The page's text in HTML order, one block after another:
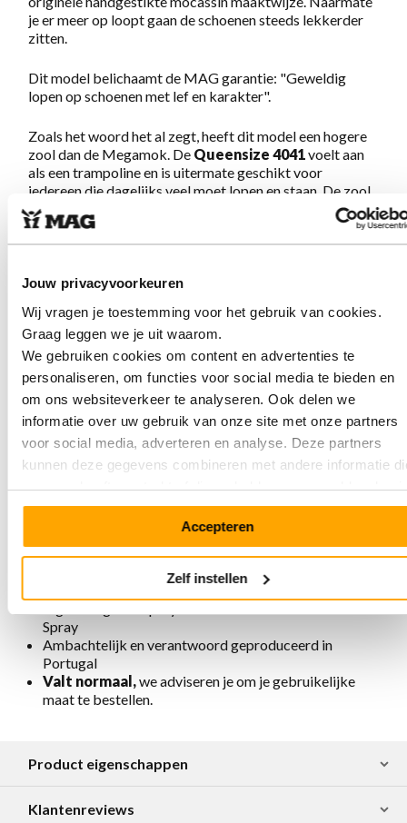
Jouw privacyvoorkeuren
Wij vragen je toestemming voor het gebruik van cookies.
Graag leggen we je uit waarom.
We gebruiken cookies om content en advertenties te
personaliseren, om functies voor social media te bieden en
om ons websiteverkeer te analyseren. Ook delen we
informatie over uw gebruik van onze site met onze partners
voor social media, adverteren en analyse. Deze partners
kunnen deze gegevens combineren met andere informatie
u aan ze heeft verstrekt of die ze hebben verzameld op
van uw gebruik van hun services.
Accepteren
Zelf instellen
je er meer op loopt gaan de schoenen steeds lekkerder
zitten.
Dit model belichaamt de MAG garantie: "Geweldig
lopen op schoenen met lef en karakter".
Zoals het woord het al zegt, heeft dit model een hogere
zool dan de Megamok. De Queensize 4041 voelt aan
als een trampoline en is uitermate geschikt voor
iedereen die dagelijks veel moet lopen en staan. De zool
die alle schokken opvangt zorgt ervoor dat u de hele dag
energiek blijft. De schoenen zijn handgestikt en
geproduceerd volgens de traditionele mocassin
Eigenschappen Queensize 4041
Volcanic Pink
Gemaakt van luxe nubuckleer in combinatie met een
leer met marmer-print
Handgestikt, volgens oorspronkelijke mocassin
maakwijze
2 eyelet vetersluiting
Voering is chroomvrij, ademend, antistatisch en
antibacterieel
Verkrijgbaar in diverse kleuren
Voor het onderhoud en bescherming adviseren wij ze
Spray
Ambachtelijk en verantwoord geproduceerd in
Portugal
Valt normaal,we adviseren je om je gebruikelijke
maat te bestellen.
Product eigenschappen
Klantenreviews